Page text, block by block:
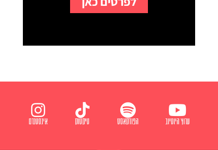
ערוץ היוטיוב הפודקאסט טיקטוק אינסטגרם